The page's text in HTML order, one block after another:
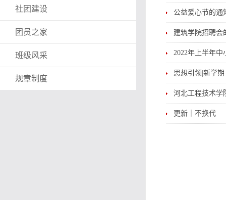
社团建设
团员之家
班级风采
规章制度
公益爱心节的通
建筑学院招聘会
2022年上半年
思想引领|新学
河北工程技术学
更新｜不换代